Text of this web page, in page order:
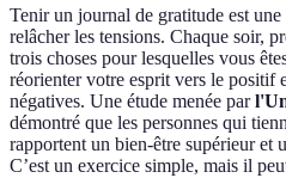
Tenir un journal de gratitude est
relâcher les tensions. Chaque soir,
trois choses pour lesquelles vous
réorienter votre esprit vers le positif
négatives. Une étude menée par
démontré que les personnes qui
rapportent un bien-être supérieur et
C’est un exercice simple, mais il